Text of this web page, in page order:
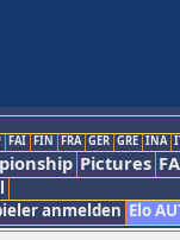
FAI FIN FRA GER GRE INA
Pictures
anmelden Elo